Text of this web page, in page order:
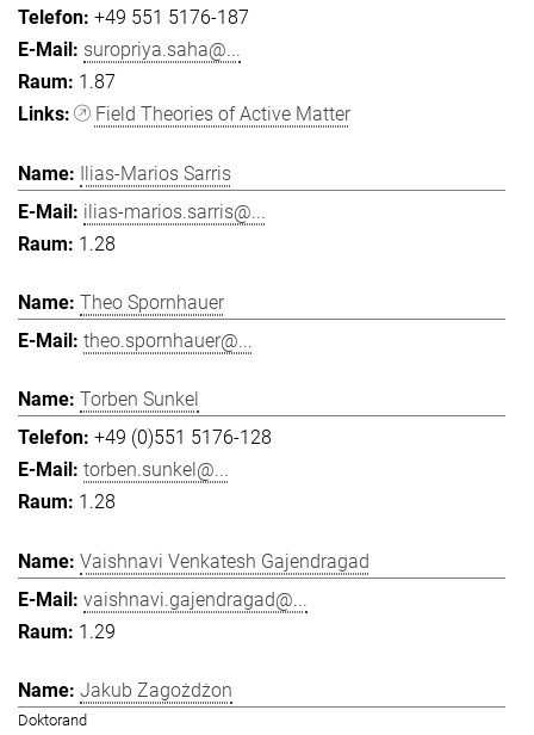
+49 551 5176-187
suropriya.saha@...
1.87
Field Theories of Active Matter
Ilias-Marios Sarris
ilias-marios.sarris@...
1.28
Theo Spornhauer
theo.spornhauer@...
Torben Sunkel
+49 (0)551 5176-128
torben.sunkel@...
1.28
Vaishnavi Venkatesh Gajendragad
vaishnavi.gajendragad@...
1.29
Jakub Zagożdżon
Doktorand